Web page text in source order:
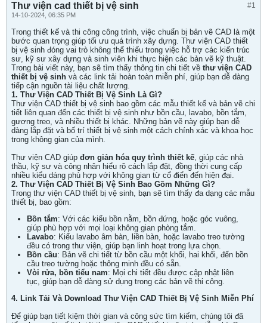
#1
Thư viện cad thiết bị vệ sinh
14-10-2024, 06:35 PM
Trong thiết kế và thi công công trình, việc chuẩn bị bản vẽ CAD là một
bước quan trọng giúp tối ưu quá trình xây dựng. Thư viện CAD thiết
bị vệ sinh đóng vai trò không thể thiếu trong việc hỗ trợ các kiến trúc
sư, kỹ sư xây dựng và sinh viên khi thực hiện các bản vẽ kỹ thuật.
Trong bài viết này, bạn sẽ tìm thấy thông tin chi tiết về thư viện CAD
thiết bị vệ sinh và các link tải hoàn toàn miễn phí, giúp bạn dễ dàng
tiếp cận nguồn tài liệu chất lượng.
1. Thư Viện CAD Thiết Bị Vệ Sinh Là Gì?
Thư viện CAD thiết bị vệ sinh bao gồm các mẫu thiết kế và bản vẽ chi
tiết liên quan đến các thiết bị vệ sinh như bồn cầu, lavabo, bồn tắm,
gương treo, và nhiều thiết bị khác. Những bản vẽ này giúp bạn dễ
dàng lắp đặt và bố trí thiết bị vệ sinh một cách chính xác và khoa học
trong không gian của mình.
Thư viện CAD giúp đơn giản hóa quy trình thiết kế, giúp các nhà
thầu, kỹ sư và công nhân hiểu rõ cách lắp đặt, đồng thời cung cấp
nhiều kiểu dáng phù hợp với không gian từ cổ điển đến hiện đại.
2. Thư Viện CAD Thiết Bị Vệ Sinh Bao Gồm Những Gì?
Trong thư viện CAD thiết bị vệ sinh, bạn sẽ tìm thấy đa dạng các mẫu
thiết bị, bao gồm:
Bồn tắm: Với các kiểu bồn nằm, bồn đứng, hoặc góc vuông,
giúp phù hợp với mọi loại không gian phòng tắm.
Lavabo: Kiểu lavabo âm bàn, liền bàn, hoặc lavabo treo tường
đều có trong thư viện, giúp bạn linh hoạt trong lựa chọn.
Bồn cầu: Bản vẽ chi tiết từ bồn cầu một khối, hai khối, đến bồn
cầu treo tường hoặc thông minh đều có sẵn.
Vòi rửa, bồn tiểu nam: Mọi chi tiết đều được cập nhật liên
tục, giúp bạn dễ dàng sử dụng trong các bản vẽ thi công.
4. Link Tải Và Download Thư Viện CAD Thiết Bị Vệ Sinh Miễn Phí
Để giúp bạn tiết kiệm thời gian và công sức tìm kiếm, chúng tôi đã